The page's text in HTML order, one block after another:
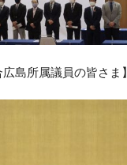
広島所属議員の皆さま】